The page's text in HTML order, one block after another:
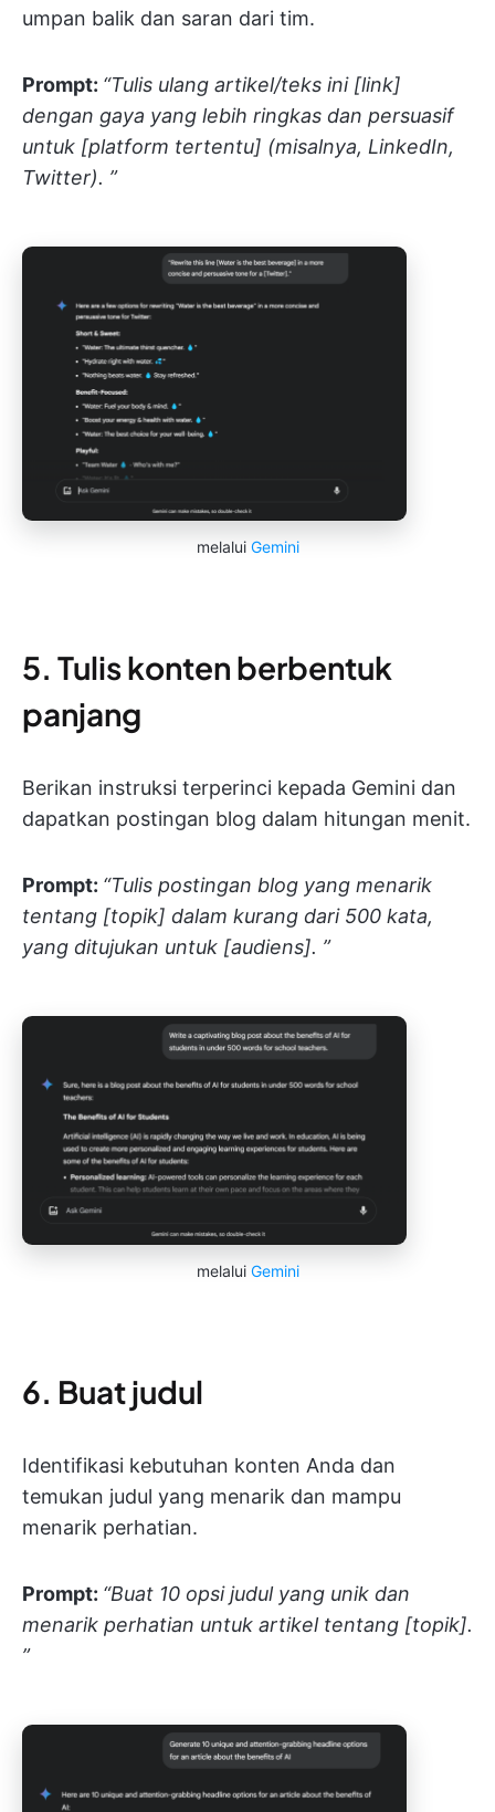
umpan balik dan saran dari tim.
Prompt: “Tulis ulang artikel/teks ini [link]
dengan gaya yang lebih ringkas dan persuasif
untuk [platform tertentu] (misalnya, LinkedIn,
Twitter). ”
melalui Gemini
5. Tulis konten berbentuk
panjang
Berikan instruksi terperinci kepada Gemini dan
dapatkan postingan blog dalam hitungan menit.
Prompt: “Tulis postingan blog yang menarik
tentang [topik] dalam kurang dari 500 kata,
yang ditujukan untuk [audiens]. ”
melalui Gemini
6. Buat judul
Identifikasi kebutuhan konten Anda dan
temukan judul yang menarik dan mampu
menarik perhatian.
Prompt: “Buat 10 opsi judul yang unik dan
menarik perhatian untuk artikel tentang [topik].
”